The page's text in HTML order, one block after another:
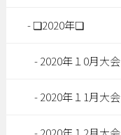
❏2020年❏
2020年１0月大会
2020年１1月大会